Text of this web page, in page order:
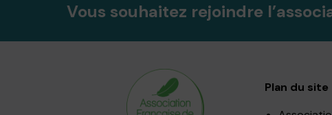
Vous souhaitez rejoindre
Plan du site